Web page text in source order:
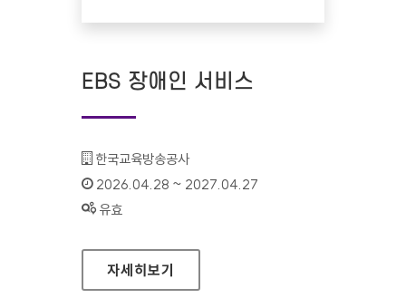
EBS 장애인 서비스
기관명 :
한국교육방송공사
인증기간 :
2026.04.28 ~ 2027.04.27
상태 :
유효
EBS 장애인 서비스
자세히보기